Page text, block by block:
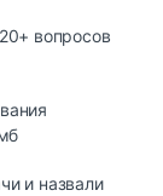
вопросов
и назвали